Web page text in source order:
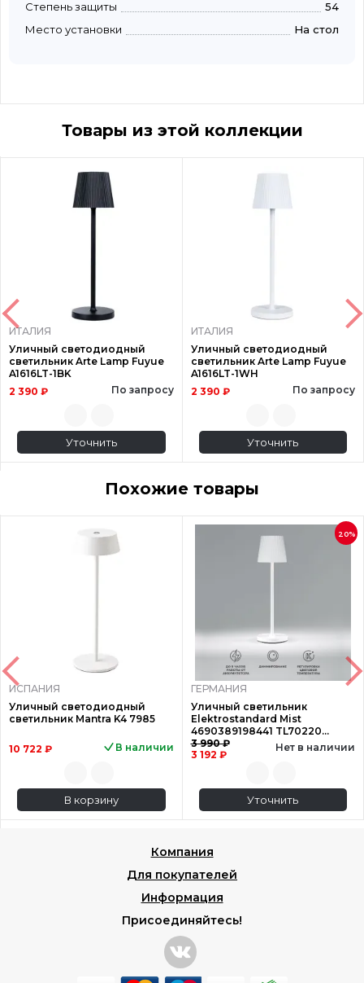
Степень защиты
54
Место установки
На стол
Товары из этой коллекции
ИТАЛИЯ
Уличный светодиодный
светильник Arte Lamp Fuyue
A1616LT-1BK
2 390 ₽
По запросу
Уточнить
ИТАЛИЯ
Уличный светодиодный
светильник Arte Lamp Fuyue
A1616LT-1WH
2 390 ₽
По запросу
Уточнить
Похожие товары
ИСПАНИЯ
Уличный светодиодный
светильник Mantra K4 7985
10 722 ₽ В наличии
В корзину
20%
ГЕРМАНИЯ
Уличный светильник
Elektrostandard Mist
4690389198441 TL70220
a063928
3 990 ₽
3 192 ₽
Нет в наличии
Уточнить
Компания
Для покупателей
Информация
Присоединяйтесь!